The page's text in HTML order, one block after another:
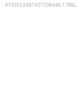
9193553997427706448: